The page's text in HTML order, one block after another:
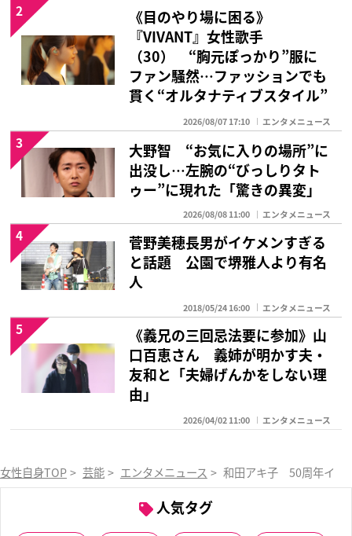
《目のやり場に困る》
『VIVANT』女性歌手
（30） “胸元ぽっかり”服に
ファン騒然…ファッションでも
貫く“オルタナティブスタイル”
2026/08/07 17:10 エンタメニュース
2
大野智 “お気に入りの場所”に
出没し…左腕の“びっしりタト
ゥー”に現れた「驚きの異変」
2026/08/08 11:00 エンタメニュース
3
菅野美穂長男がイケメンすぎる
と話題 公園で堺雅人より有名
人
2018/05/24 16:00 エンタメニュース
4
《義兄の三回忌法要に参加》山
口百恵さん 義姉が明かす夫・
友和と「夫婦げんかをしない理
由」
2026/04/02 11:00 エンタメニュース
5
女性自身TOP > 芸能 > エンタメニュース > 和田アキ子 50周年イヤ
人気タグ